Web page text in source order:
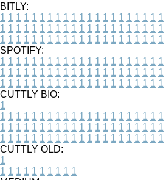
BITLY:
1 1 1 1 1 1 1 1 1 1 1 1 1 1 1 1 1 1 1 1 1
1 1 1 1 1 1 1 1 1 1 1 1 1 1 1 1 1 1 1 1 1
1 1 1 1 1 1 1 1 1 1 1 1 1 1 1 1 1 1 1 1 1
SPOTIFY:
1 1 1 1 1 1 1 1 1 1 1 1 1 1 1 1 1 1 1 1 1
1 1 1 1 1 1 1 1 1 1 1 1 1 1 1 1 1 1 1 1 1
1 1 1 1 1 1 1 1 1 1 1 1 1 1 1 1 1 1 1 1 1
CUTTLY BIO:
1
1 1 1 1 1 1 1 1 1 1 1 1 1 1 1 1 1 1 1 1 1
1 1 1 1 1 1 1 1 1 1 1 1 1 1 1 1 1 1 1 1 1
1 1 1 1 1 1 1 1 1 1 1 1 1 1 1 1 1 1 1 1 1
CUTTLY OLD:
1
1 1 1 1 1 1 1 1 1 1